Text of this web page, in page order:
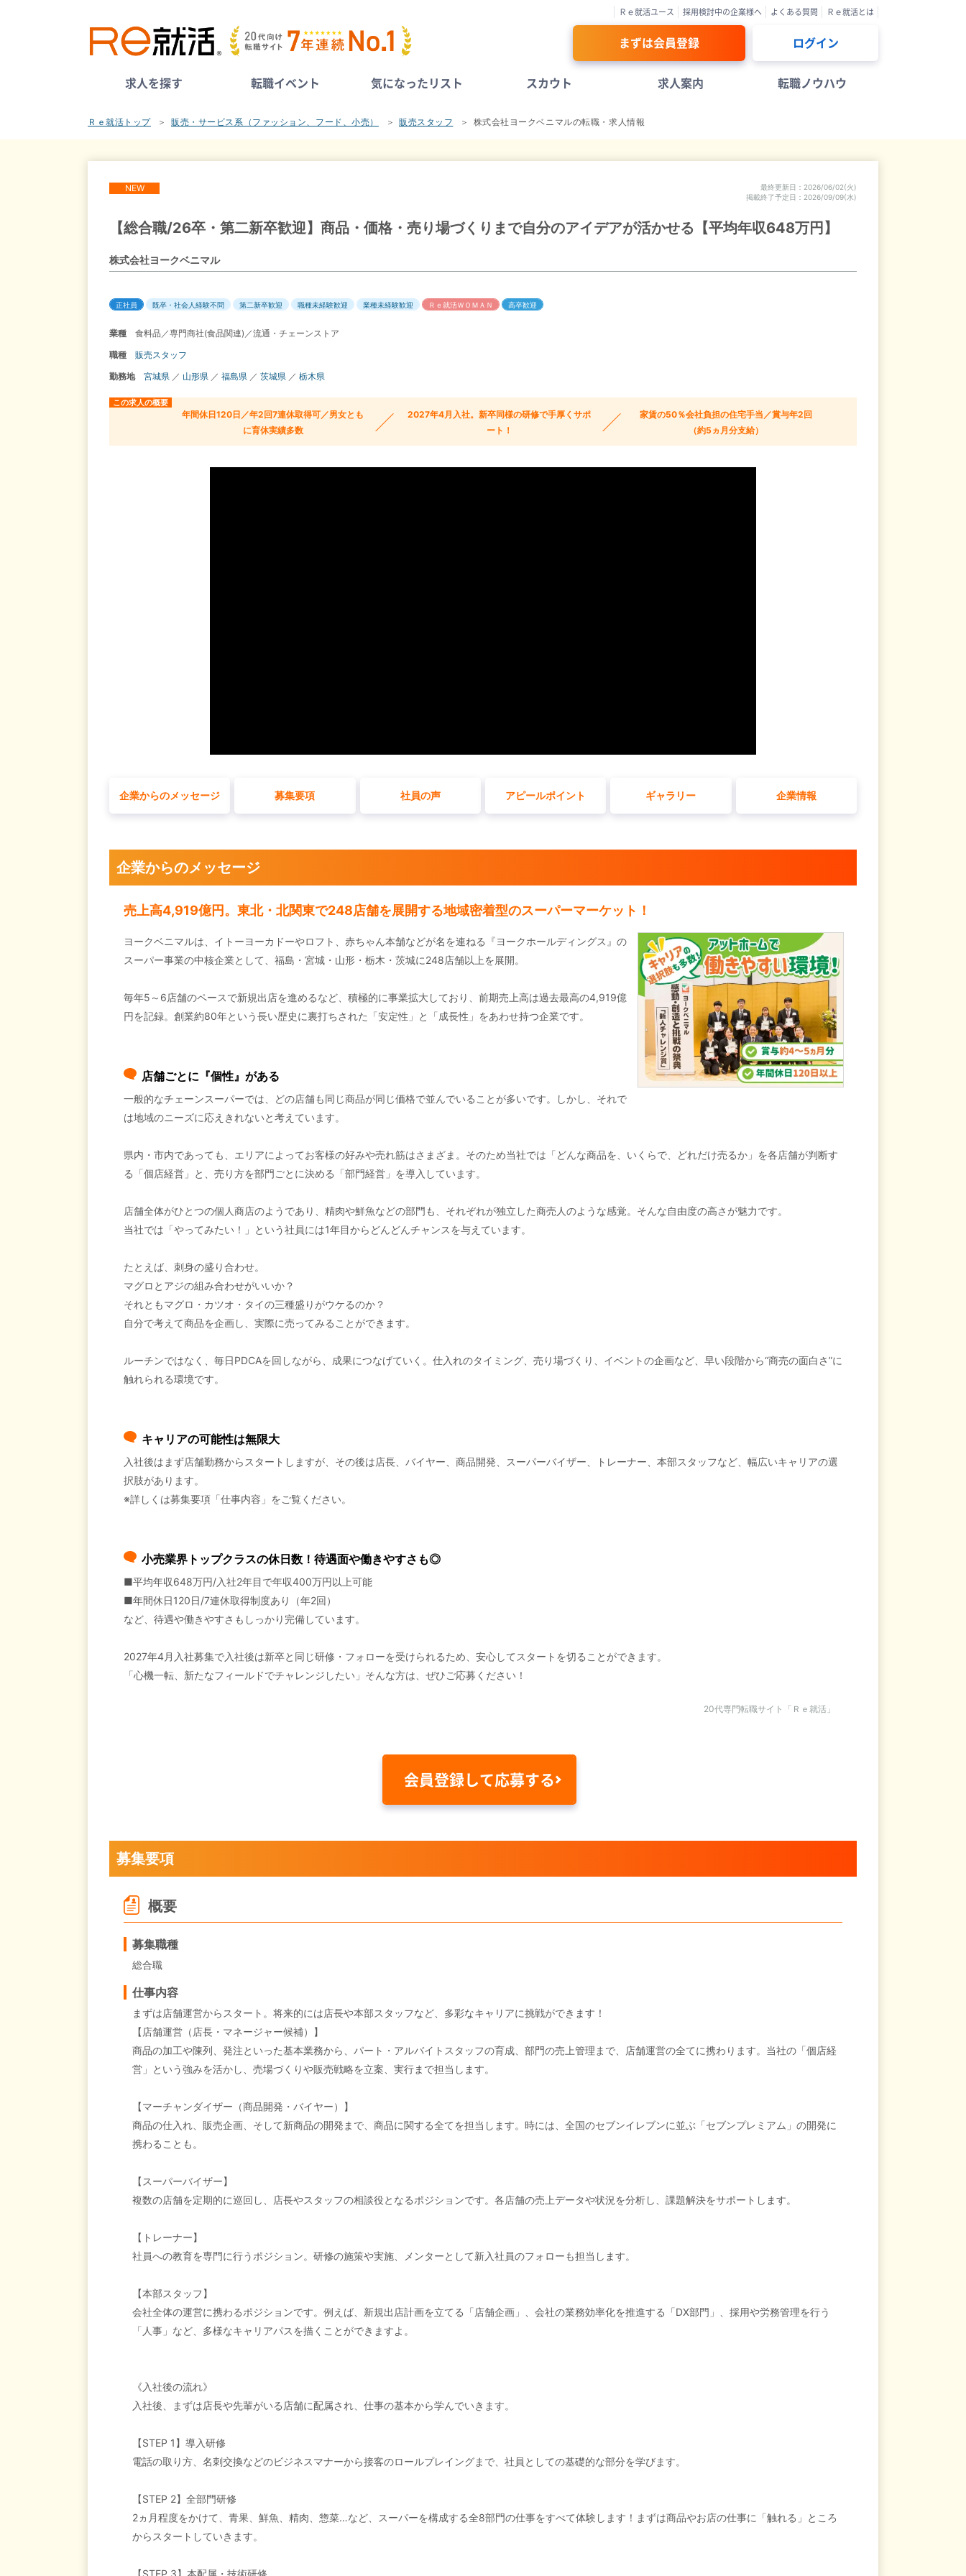
Ｒｅ就活ユース 採用検討中の企業様へ よくある質問 Ｒｅ就活とは
まずは会員登録 ログイン
求人を探す 転職イベント 気になったリスト スカウト 求人案内 転職ノウハウ
Ｒｅ就活トップ 販売・サービス系（ファッション、フード、小売） 販売スタッフ 株式会社ヨークベニマルの転職・求人情報
NEW 最終更新日
2026/06/02(火)
掲載終了予定日
2026/09/09(水)
【総合職/26卒・第二新卒歓迎】商品・価格・売り場づくりまで自分のアイデアが活かせる【平均年収648万円】
株式会社ヨークベニマル
正社員 既卒・社会人経験不問 第二新卒歓迎 職種未経験歓迎 業種未経験歓迎 Ｒｅ就活ＷＯＭＡＮ 高卒歓迎
業種
食料品／専門商社(食品関連)／流通・チェーンストア
職種
販売スタッフ
勤務地
宮城県 ／ 山形県 ／ 福島県 ／ 茨城県 ／ 栃木県
この求人の概要
年間休日120日／年2回7連休取得可／男女とも
に育休実績多数
2027年4月入社。新卒同様の研修で手厚くサポ
ート！
家賃の50％会社負担の住宅手当／賞与年2回
（約5ヵ月分支給）
企業からのメッセージ 募集要項 社員の声 アピールポイント ギャラリー 企業情報
企業からのメッセージ
売上高4,919億円。東北・北関東で248店舗を展開する地域密着型のスーパーマーケット！
ヨークベニマルは、イトーヨーカドーやロフト、赤ちゃん本舗などが名を連ねる『ヨークホールディングス』の
スーパー事業の中核企業として、福島・宮城・山形・栃木・茨城に248店舗以上を展開。
毎年5～6店舗のペースで新規出店を進めるなど、積極的に事業拡大しており、前期売上高は過去最高の4,919億
円を記録。創業約80年という長い歴史に裏打ちされた「安定性」と「成長性」をあわせ持つ企業です。
店舗ごとに『個性』がある
一般的なチェーンスーパーでは、どの店舗も同じ商品が同じ価格で並んでいることが多いです。しかし、それで
は地域のニーズに応えきれないと考えています。
県内・市内であっても、エリアによってお客様の好みや売れ筋はさまざま。そのため当社では「どんな商品を、いくらで、どれだけ売るか」を各店舗が判断す
る「個店経営」と、売り方を部門ごとに決める「部門経営」を導入しています。
店舗全体がひとつの個人商店のようであり、精肉や鮮魚などの部門も、それぞれが独立した商売人のような感覚。そんな自由度の高さが魅力です。
当社では「やってみたい！」という社員には1年目からどんどんチャンスを与えています。
たとえば、刺身の盛り合わせ。
マグロとアジの組み合わせがいいか？
それともマグロ・カツオ・タイの三種盛りがウケるのか？
自分で考えて商品を企画し、実際に売ってみることができます。
ルーチンではなく、毎日PDCAを回しながら、成果につなげていく。仕入れのタイミング、売り場づくり、イベントの企画など、早い段階から“商売の面白さ”に
触れられる環境です。
キャリアの可能性は無限大
入社後はまず店舗勤務からスタートしますが、その後は店長、バイヤー、商品開発、スーパーバイザー、トレーナー、本部スタッフなど、幅広いキャリアの選
択肢があります。
※詳しくは募集要項「仕事内容」をご覧ください。
小売業界トップクラスの休日数！待遇面や働きやすさも◎
■平均年収648万円/入社2年目で年収400万円以上可能
■年間休日120日/7連休取得制度あり（年2回）
など、待遇や働きやすさもしっかり完備しています。
2027年4月入社募集で入社後は新卒と同じ研修・フォローを受けられるため、安心してスタートを切ることができます。
「心機一転、新たなフィールドでチャレンジしたい」そんな方は、ぜひご応募ください！
20代専門転職サイト「Ｒｅ就活」
会員登録して応募する
募集要項
概要
募集職種
総合職
仕事内容
まずは店舗運営からスタート。将来的には店長や本部スタッフなど、多彩なキャリアに挑戦ができます！
【店舗運営（店長・マネージャー候補）】
商品の加工や陳列、発注といった基本業務から、パート・アルバイトスタッフの育成、部門の売上管理まで、店舗運営の全てに携わります。当社の「個店経
営」という強みを活かし、売場づくりや販売戦略を立案、実行まで担当します。
【マーチャンダイザー（商品開発・バイヤー）】
商品の仕入れ、販売企画、そして新商品の開発まで、商品に関する全てを担当します。時には、全国のセブンイレブンに並ぶ「セブンプレミアム」の開発に
携わることも。
【スーパーバイザー】
複数の店舗を定期的に巡回し、店長やスタッフの相談役となるポジションです。各店舗の売上データや状況を分析し、課題解決をサポートします。
【トレーナー】
社員への教育を専門に行うポジション。研修の施策や実施、メンターとして新入社員のフォローも担当します。
【本部スタッフ】
会社全体の運営に携わるポジションです。例えば、新規出店計画を立てる「店舗企画」、会社の業務効率化を推進する「DX部門」、採用や労務管理を行う
「人事」など、多様なキャリアパスを描くことができますよ。
《入社後の流れ》
入社後、まずは店長や先輩がいる店舗に配属され、仕事の基本から学んでいきます。
【STEP 1】導入研修
電話の取り方、名刺交換などのビジネスマナーから接客のロールプレイングまで、社員としての基礎的な部分を学びます。
【STEP 2】全部門研修
2ヵ月程度をかけて、青果、鮮魚、精肉、惣菜…など、スーパーを構成する全8部門の仕事をすべて体験します！まずは商品やお店の仕事に「触れる」ところ
からスタートしていきます。